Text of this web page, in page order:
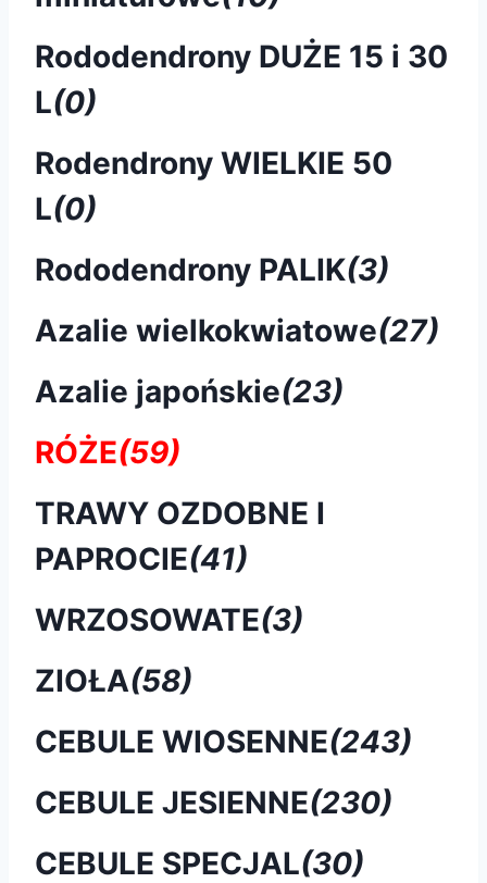
Rododendrony DUŻE 15 i 30
L(0)
Rodendrony WIELKIE 50
L(0)
Rododendrony PALIK(3)
Azalie wielkokwiatowe(27)
Azalie japońskie(23)
RÓŻE(59)
TRAWY OZDOBNE I
PAPROCIE(41)
WRZOSOWATE(3)
ZIOŁA(58)
CEBULE WIOSENNE(243)
CEBULE JESIENNE(230)
CEBULE SPECJAL(30)